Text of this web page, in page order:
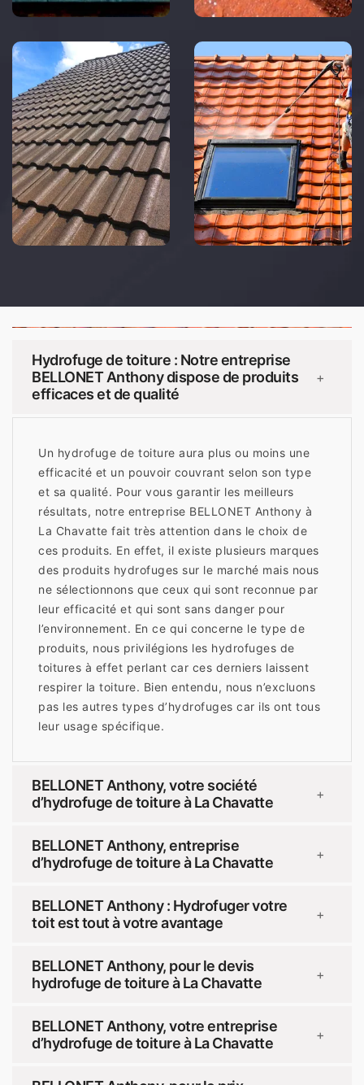
Hydrofuge de toiture : Notre entreprise
BELLONET Anthony dispose de produits
efficaces et de qualité
+
Un hydrofuge de toiture aura plus ou moins une
efficacité et un pouvoir couvrant selon son type
et sa qualité. Pour vous garantir les meilleurs
résultats, notre entreprise BELLONET Anthony à
La Chavatte fait très attention dans le choix de
ces produits. En effet, il existe plusieurs marques
des produits hydrofuges sur le marché mais nous
ne sélectionnons que ceux qui sont reconnue par
leur efficacité et qui sont sans danger pour
l’environnement. En ce qui concerne le type de
produits, nous privilégions les hydrofuges de
toitures à effet perlant car ces derniers laissent
respirer la toiture. Bien entendu, nous n’excluons
pas les autres types d’hydrofuges car ils ont tous
leur usage spécifique.
BELLONET Anthony, votre société
d’hydrofuge de toiture à La Chavatte
+
BELLONET Anthony, entreprise
d’hydrofuge de toiture à La Chavatte
+
BELLONET Anthony : Hydrofuger votre
toit est tout à votre avantage
+
BELLONET Anthony, pour le devis
hydrofuge de toiture à La Chavatte
+
BELLONET Anthony, votre entreprise
d’hydrofuge de toiture à La Chavatte
+